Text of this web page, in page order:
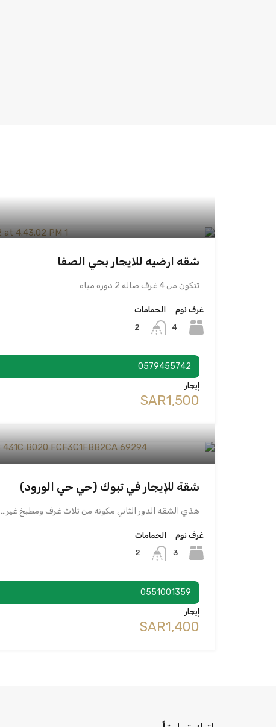
شقه ارضيه للايجار بحي الصفا
تتكون من 4 غرف صاله 2 دوره مياه
غرف نوم
4
الحمامات
2
0579455742
إيجار
‪SAR1,500
شقة للإيجار في تبوك (حي حي الورود)
هذي الشقه الدور الثاني مكونه من ثلاث غرف ومطبخ غير…
غرف نوم
3
الحمامات
2
0551001359
إيجار
‪SAR1,400